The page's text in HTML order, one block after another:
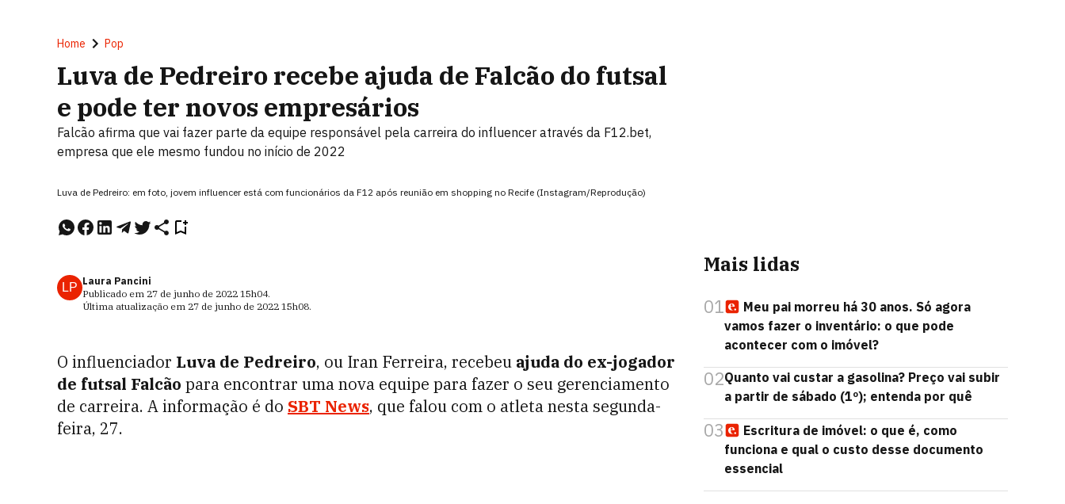
Home Pop
Luva de Pedreiro recebe ajuda de Falcão do futsal
e pode ter novos empresários
Falcão afirma que vai fazer parte da equipe responsável pela carreira do influencer através da F12.bet,
empresa que ele mesmo fundou no início de 2022
Luva de Pedreiro: em foto, jovem influencer está com funcionários da F12 após reunião em shopping no Recife (Instagram/Reprodução)
LP Laura Pancini
Publicado em 27 de junho de 2022 15h04.
Última atualização em 27 de junho de 2022 15h08.
O influenciador Luva de Pedreiro, ou Iran Ferreira, recebeu ajuda do ex-jogador
de futsal Falcão para encontrar uma nova equipe para fazer o seu gerenciamento
de carreira. A informação é do SBT News, que falou com o atleta nesta segunda-
feira, 27.
Mais lidas
01
Meu pai morreu há 30 anos. Só agora
vamos fazer o inventário: o que pode
acontecer com o imóvel?
02Quanto vai custar a gasolina? Preço vai subir
a partir de sábado (1º); entenda por quê
03
Escritura de imóvel: o que é, como
funciona e qual o custo desse documento
essencial